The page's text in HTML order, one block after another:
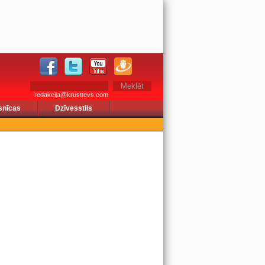
redakcija@krusttevs.com
Dzīvesstils